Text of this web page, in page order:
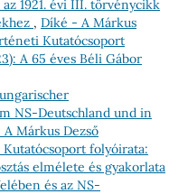
1921. évi III. törvénycikk
, Díké - A Márkus
Kutatócsoport
A 65 éves Béli Gábor
NS-Deutschland und in
Márkus Dezső
folyóirata:
elmélete és gyakorlata
és az NS-